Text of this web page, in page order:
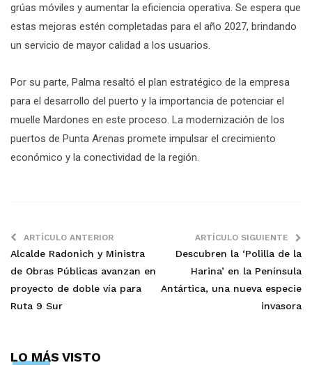
grúas móviles y aumentar la eficiencia operativa. Se espera que
estas mejoras estén completadas para el año 2027, brindando
un servicio de mayor calidad a los usuarios.
Por su parte, Palma resaltó el plan estratégico de la empresa
para el desarrollo del puerto y la importancia de potenciar el
muelle Mardones en este proceso. La modernización de los
puertos de Punta Arenas promete impulsar el crecimiento
económico y la conectividad de la región.
ARTÍCULO ANTERIOR
Alcalde Radonich y Ministra
de Obras Públicas avanzan en
proyecto de doble vía para
Ruta 9 Sur
ARTÍCULO SIGUIENTE
Descubren la ‘Polilla de la
Harina’ en la Península
Antártica, una nueva especie
invasora
LO MÁS VISTO